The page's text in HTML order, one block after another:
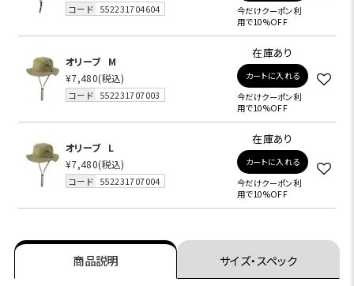
コード 552231704604
今だけクーポン利
用で10%OFF
オリーブ
M
¥7,480(税込)
コード 552231707003
在庫あり
カートに入れる
今だけクーポン利
用で10%OFF
オリーブ
L
¥7,480(税込)
コード 552231707004
在庫あり
カートに入れる
今だけクーポン利
用で10%OFF
商品説明 サイズ・スペック